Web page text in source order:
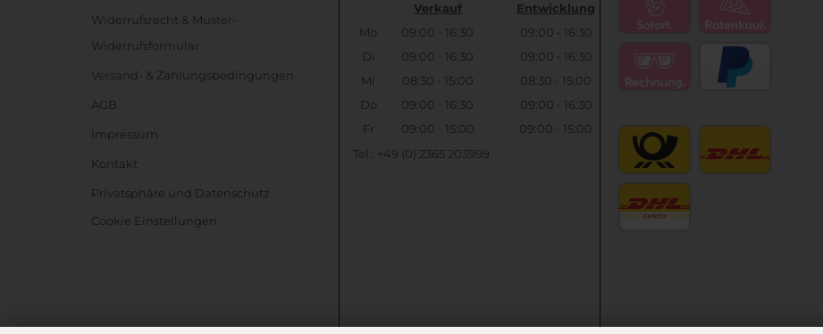
Widerrufsrecht & Muster-
Widerrufsformular
Versand- & Zahlungsbedingungen
AGB
Impressum
Kontakt
Privatsphäre und Datenschutz
Cookie Einstellungen
Verkauf
Entwicklung
Mo
09:00 - 16:30
09:00 - 16:30
Di
09:00 - 16:30
09:00 - 16:30
Mi
08:30 - 15:00
08:30 - 15:00
Do
09:00 - 16:30
09:00 - 16:30
Fr
09:00 - 15:00
09:00 - 15:00
Tel.: +49 (0) 2365 203999